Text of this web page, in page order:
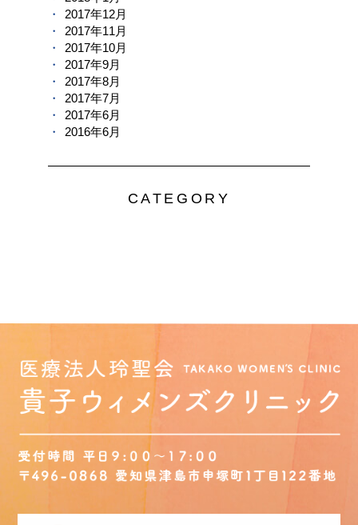
2017年12月
2017年11月
2017年10月
2017年9月
2017年8月
2017年7月
2017年6月
2016年6月
CATEGORY